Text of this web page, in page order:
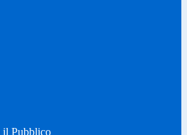
Pubblico